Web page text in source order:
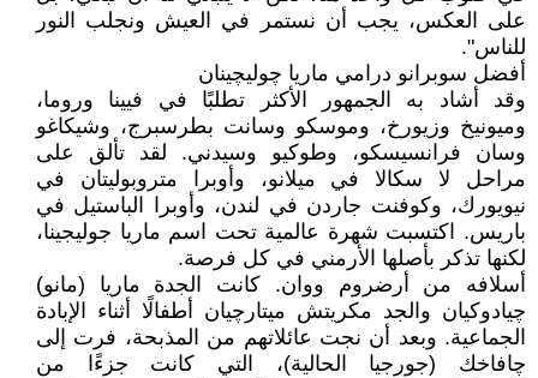
على العكس، يجب أن نستمر في العيش ونجلب النور
للناس".
أفضل سوبرانو درامي ماريا چوليچينان
وقد أشاد به الجمهور الأكثر تطلبًا في فيينا وروما،
وميونيخ وزيورخ، وموسكو وسانت بطرسبرج، وشيكاغو
وسان فرانسيسكو، وطوكيو وسيدني. لقد تألق على
مراحل لا سكالا في ميلانو، وأوبرا متروبوليتان في
نيويورك، وكوفنت جاردن في لندن، وأوبرا الباستيل في
باريس. اكتسبت شهرة عالمية تحت اسم ماريا جوليجينا،
لكنها تذكر بأصلها الأرمني في كل فرصة.
أسلافه من أرضروم ووان. كانت الجدة ماريا (مانو)
چيادوكيان والجد مكريتش ميتارچيان أطفالًا أثناء الإبادة
الجماعية. وبعد أن نجت عائلاتهم من المذبحة، فرت إلى
چافاخك (جورجيا الحالية)، التي كانت جزءًا من